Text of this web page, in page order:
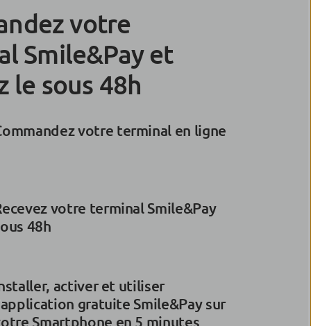
votre
Smile&Pay et
le sous 48h
votre terminal en ligne
votre terminal Smile&Pay
48h
activer et utiliser
gratuite Smile&Pay sur
Smartphone en 5 minutes